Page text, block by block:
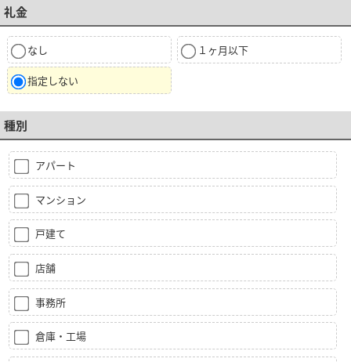
礼金
なし １ヶ月以下
指定しない
種別
アパート
マンション
戸建て
店舗
事務所
倉庫・工場